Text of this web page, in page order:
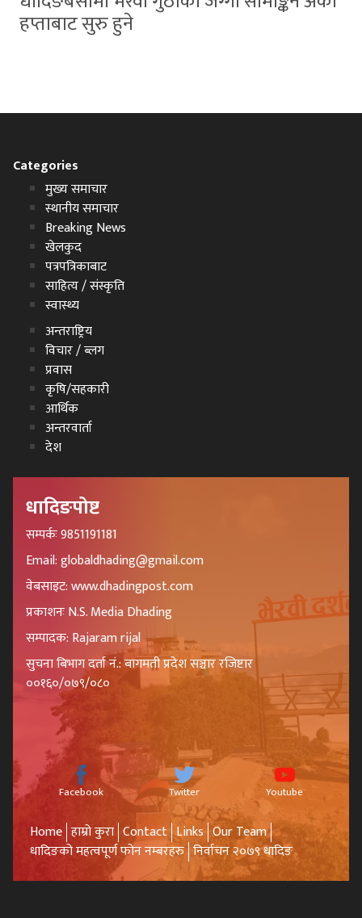
हप्ताबाट सुरु हुने
Categories
मुख्य समाचार
स्थानीय समाचार
Breaking News
खेलकुद
पत्रपत्रिकाबाट
साहित्य / संस्कृति
स्वास्थ्य
अन्तराष्ट्रिय
विचार / ब्लग
प्रवास
कृषि/सहकारी
आर्थिक
अन्तरवार्ता
देश
धादिङपोष्ट
सम्पर्कः 9851191181
Email: globaldhading@gmail.com
वेबसाइट: www.dhadingpost.com
प्रकाशनः N.S. Media Dhading
सम्पादक: Rajaram rijal
सुचना बिभाग दर्ता नं.: बागमती प्रदेश सञ्चार रजिष्टार
००१६०/०७९/०८०
Facebook Twitter Youtube
Home हाम्रो कुरा Contact Links Our Team
धादिङको महत्वपूर्ण फोन नम्बरहरु निर्वाचन २०७९ धादिङ